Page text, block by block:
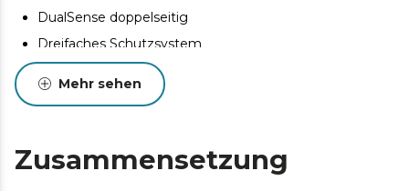
DualSense doppelseitig
Dreifaches Schutzsystem
100 % im Inland hergestellt
Mehr sehen
Zusammensetzung